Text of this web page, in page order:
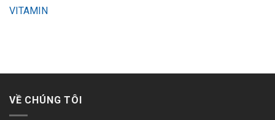
VITAMIN
VỀ CHÚNG TÔI